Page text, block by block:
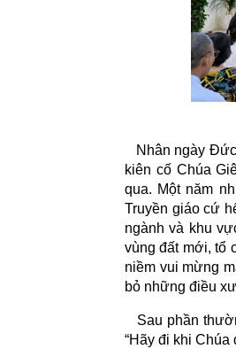
Nhân ngày
kiên cố Chúa
qua. Một năm
Truyền giáo cứ
ngành và khu
vùng đất mới, tổ
niềm vui mừng
bỏ những điều
Sau phần
“Hãy đi khi